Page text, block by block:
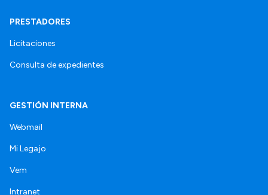
PRESTADORES
Licitaciones
Consulta de expedientes
GESTIÓN INTERNA
Webmail
Mi Legajo
Vem
Intranet